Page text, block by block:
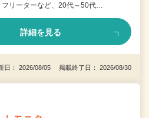
フリーターなど、20代～50代…
詳細を見る
日： 2026/08/05 掲載終了日： 2026/08/30